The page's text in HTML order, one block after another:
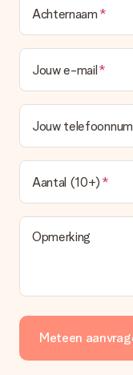
Achternaam
Jouw e-mail
Jouw
Aantal (10+)
Opmerking
Meteen